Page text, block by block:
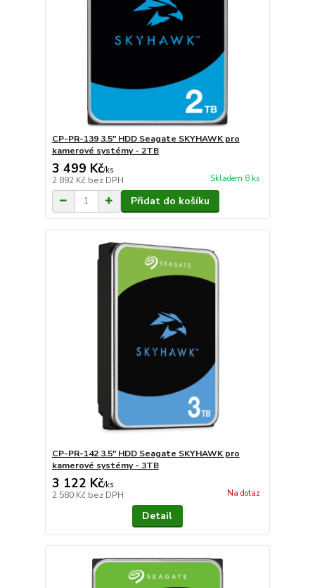
CP-PR-139 3.5" HDD Seagate SKYHAWK pro
kamerové systémy - 2TB
3 499 Kč/ks
2 892 Kč bez DPH Skladem 8 ks
Přidat do košíku
CP-PR-142 3.5" HDD Seagate SKYHAWK pro
kamerové systémy - 3TB
3 122 Kč/ks
2 580 Kč bez DPH Na dotaz
Detail